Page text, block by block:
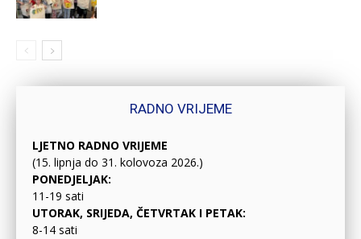
RADNO VRIJEME
LJETNO RADNO VRIJEME
(15. lipnja do 31. kolovoza 2026.)
PONEDJELJAK:
11-19 sati
UTORAK, SRIJEDA, ČETVRTAK I PETAK:
8-14 sati